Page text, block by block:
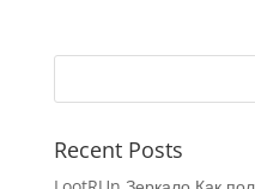
Recent Posts